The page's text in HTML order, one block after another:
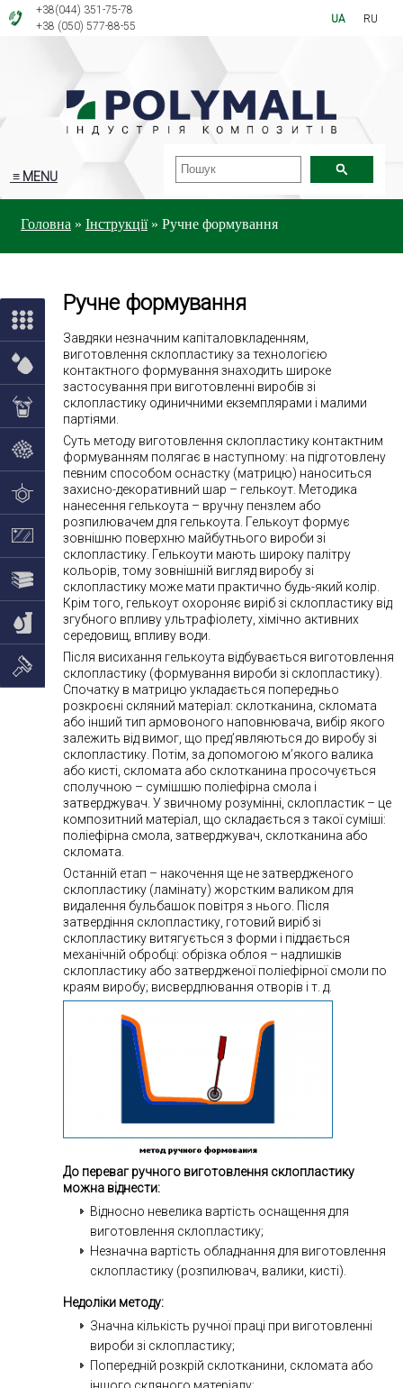
+38(044) 351-75-78
+38 (050) 577-88-55
UA RU
≡ MENU
Головна » Інструкції» Ручне формування
Ручне формування
Завдяки незначним капіталовкладенням,
виготовлення склопластику за технологією
контактного формування знаходить широке
застосування при виготовленні виробів зі
склопластику одиничними екземплярами і малими
партіями.
Суть методу виготовлення склопластику контактним
формуванням полягає в наступному: на підготовлену
певним способом оснастку (матрицю) наноситься
захисно-декоративний шар – гелькоут. Методика
нанесення гелькоута – вручну пензлем або
розпилювачем для гелькоута. Гелькоут формує
зовнішню поверхню майбутнього вироби зі
склопластику. Гелькоути мають широку палітру
кольорів, тому зовнішній вигляд виробу зі
склопластику може мати практично будь-який колір.
Крім того, гелькоут охороняє виріб зі склопластику від
згубного впливу ультрафіолету, хімічно активних
середовищ, впливу води.
Після висихання гелькоута відбувається виготовлення
склопластику (формування вироби зі склопластику).
Спочатку в матрицю укладається попередньо
розкроєні скляний матеріал: склотканина, скломата
або інший тип армовоного наповнювача, вибір якого
залежить від вимог, що пред’являються до виробу зі
склопластику. Потім, за допомогою м’якого валика
або кисті, скломата або склотканина просочується
сполучною – сумішшю поліефірна смола і
затверджувач. У звичному розумінні, склопластик – це
композитний матеріал, що складається з такої суміші:
поліефірна смола, затверджувач, склотканина або
скломата.
Останній етап – накочення ще не затвердженого
склопластику (ламінату) жорстким валиком для
видалення бульбашок повітря з нього. Після
затвердіння склопластику, готовий виріб зі
склопластику витягується з форми і піддається
механічній обробці: обрізка облоя – надлишків
склопластику або затвердженої поліефірної смоли по
краям виробу; висвердлювання отворів і т. д.
До переваг ручного виготовлення склопластику
можна віднести:
Відносно невелика вартість оснащення для
виготовлення склопластику;
Незначна вартість обладнання для виготовлення
склопластику (розпилювач, валики, кисті).
Недоліки методу:
Значна кількість ручної праці при виготовленні
вироби зі склопластику;
Попередній розкрій склотканини, скломата або